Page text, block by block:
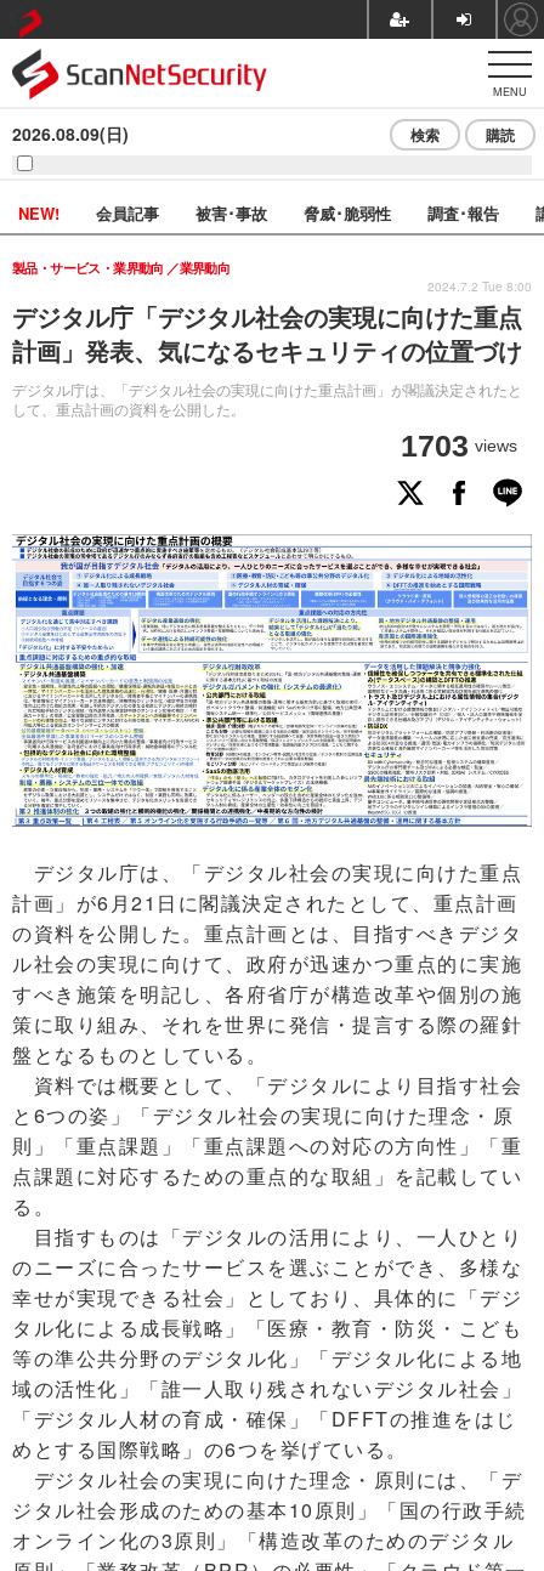
MENU
2026.08.09(日) 検索 購読
NEW! 会員記事 被害･事故 脅威･脆弱性 調査･報告
デジタル庁「デジタル社会の実現に向けた重点
計画」発表、気になるセキュリティの位置づけ
デジタル庁は、「デジタル社会の実現に向けた重点計画」が閣議決定されたと
して、重点計画の資料を公開した。
製品・サービス・業界動向 業界動向
1703 views
2024.7.2 Tue 8:00
デジタル庁は、「デジタル社会の実現に向けた重点
計画」が6月21日に閣議決定されたとして、重点計画
の資料を公開した。重点計画とは、目指すべきデジタ
ル社会の実現に向けて、政府が迅速かつ重点的に実施
すべき施策を明記し、各府省庁が構造改革や個別の施
策に取り組み、それを世界に発信・提言する際の羅針
盤となるものとしている。
資料では概要として、「デジタルにより目指す社会
と6つの姿」「デジタル社会の実現に向けた理念・原
則」「重点課題」「重点課題への対応の方向性」「重
点課題に対応するための重点的な取組」を記載してい
る。
目指すものは「デジタルの活用により、一人ひとり
のニーズに合ったサービスを選ぶことができ、多様な
幸せが実現できる社会」としており、具体的に「デジ
タル化による成長戦略」「医療・教育・防災・こども
等の準公共分野のデジタル化」「デジタル化による地
域の活性化」「誰一人取り残されないデジタル社会」
「デジタル人材の育成・確保」「DFFTの推進をはじ
めとする国際戦略」の6つを挙げている。
デジタル社会の実現に向けた理念・原則には、「デ
ジタル社会形成のための基本10原則」「国の行政手続
オンライン化の3原則」「構造改革のためのデジタル